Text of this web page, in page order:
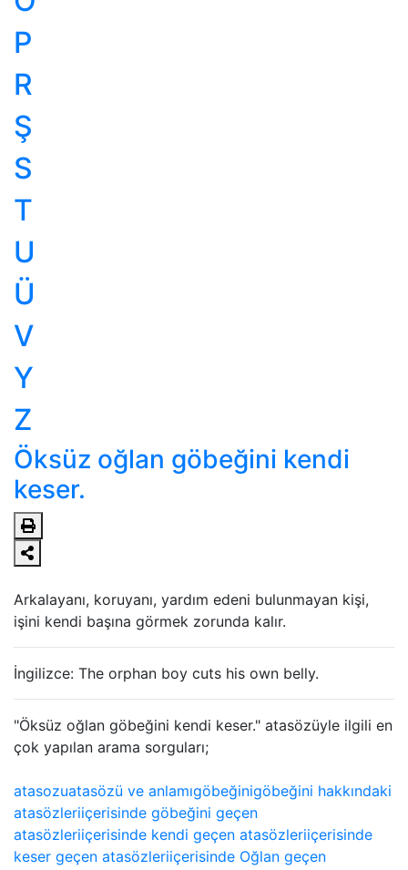
P
R
Ş
S
T
U
Ü
V
Y
Z
Öksüz oğlan göbeğini kendi
keser.
Arkalayanı, koruyanı, yardım edeni bulunmayan kişi,
işini kendi başına görmek zorunda kalır.
İngilizce: The orphan boy cuts his own belly.
"Öksüz oğlan göbeğini kendi keser." atasözüyle ilgili en
çok yapılan arama sorguları;
atasozuatasözü ve anlamıgöbeğinigöbeğini hakkındaki
atasözleriiçerisinde göbeğini geçen
atasözleriiçerisinde kendi geçen atasözleriiçerisinde
keser geçen atasözleriiçerisinde Oğlan geçen